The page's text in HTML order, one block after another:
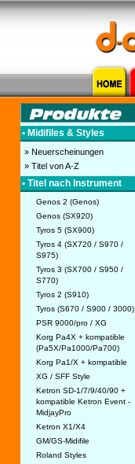
• Midifiles & Styles
» Neuerscheinungen
» Titel von A-Z
• Titel nach Instrument
Genos 2 (Genos)
Genos (SX920)
Tyros 5 (SX900)
Tyros 4 (SX720 / S970 /
S975)
Tyros 3 (SX700 / S950 /
S770)
Tyros 2 (S910)
Tyros (S670 / S900 / 3000)
PSR 9000/pro / XG
Korg Pa4X + kompatible
(Pa5X/Pa1000/Pa700)
Korg Pa1/X + kompatible
XG / SFF Style
Ketron SD-1/7/9/40/90 +
kompatible Ketron Event -
MidjayPro
Ketron X1/X4
GM/GS-Midifile
Roland Styles